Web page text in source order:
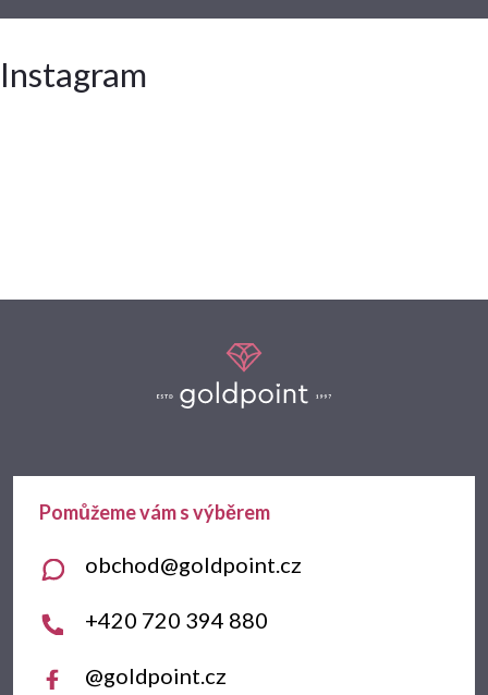
Instagram
a
obchod@goldpoint.cz
+420 720 394 880
@goldpoint.cz